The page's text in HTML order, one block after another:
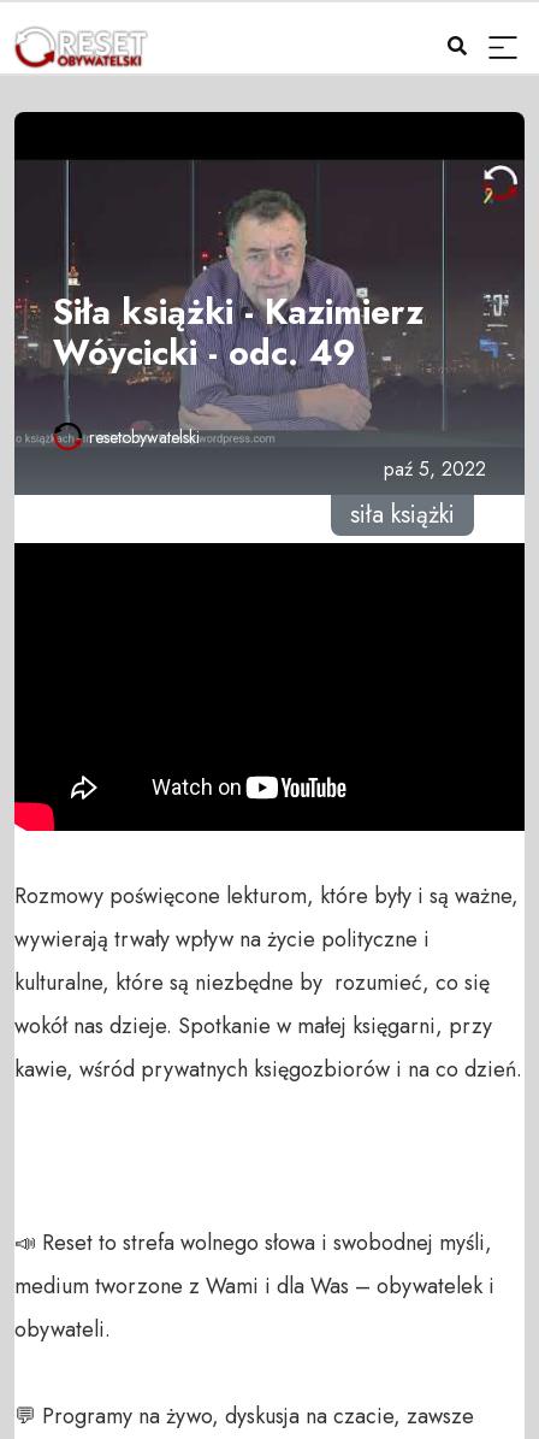
Siła książki - Kazimierz
Wóycicki - odc. 49
resetobywatelski
paź 5, 2022
siła książki
Rozmowy poświęcone lekturom, które były i są ważne,
wywierają trwały wpływ na życie polityczne i
kulturalne, które są niezbędne by  rozumieć, co się
wokół nas dzieje. Spotkanie w małej księgarni, przy
kawie, wśród prywatnych księgozbiorów i na co dzień.
📣 Reset to strefa wolnego słowa i swobodnej myśli,
medium tworzone z Wami i dla Was – obywatelek i
obywateli.
💬 Programy na żywo, dyskusja na czacie, zawsze